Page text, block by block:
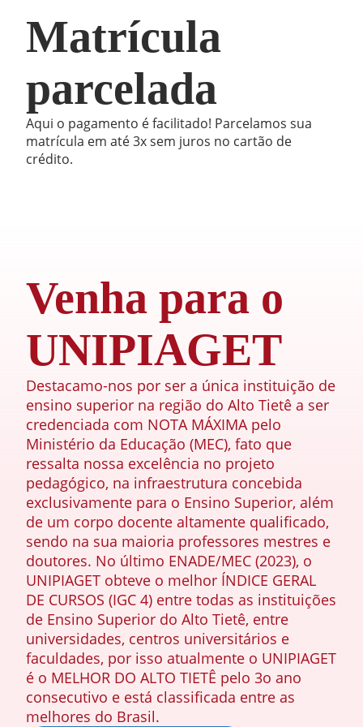
Matrícula
parcelada
Aqui o pagamento é facilitado! Parcelamos sua
matrícula em até 3x sem juros no cartão de
crédito.
Venha para o
UNIPIAGET
Destacamo-nos por ser a única instituição de
ensino superior na região do Alto Tietê a ser
credenciada com NOTA MÁXIMA pelo
Ministério da Educação (MEC), fato que
ressalta nossa excelência no projeto
pedagógico, na infraestrutura concebida
exclusivamente para o Ensino Superior, além
de um corpo docente altamente qualificado,
sendo na sua maioria professores mestres e
doutores. No último ENADE/MEC (2023), o
UNIPIAGET obteve o melhor ÍNDICE GERAL
DE CURSOS (IGC 4) entre todas as instituições
de Ensino Superior do Alto Tietê, entre
universidades, centros universitários e
faculdades, por isso atualmente o UNIPIAGET
é o MELHOR DO ALTO TIETÊ pelo 3o ano
consecutivo e está classificada entre as
melhores do Brasil.